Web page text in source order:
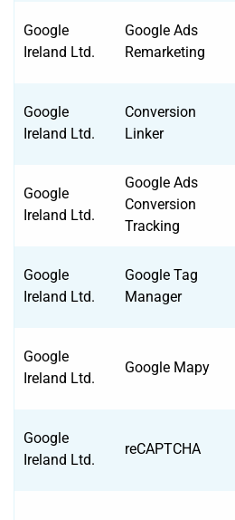
Google
Ireland Ltd.
Google Ads
Remarketing
Google
Ireland Ltd.
Conversion
Linker
Google
Ireland Ltd.
Google Ads
Conversion
Tracking
Google
Ireland Ltd.
Google Tag
Manager
Google
Ireland Ltd.
Google Mapy
Google
Ireland Ltd.
reCAPTCHA